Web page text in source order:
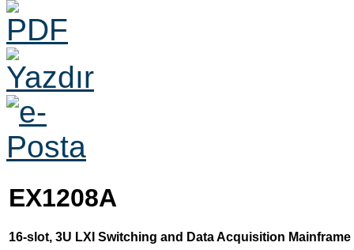
EX1208A
16-slot, 3U LXI Switching and Data Acquisition Mainframe